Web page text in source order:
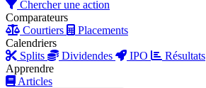
Chercher une action
Comparateurs
Courtiers
Placements
Calendriers
Splits
Dividendes IPO
Résultats
Apprendre
Articles